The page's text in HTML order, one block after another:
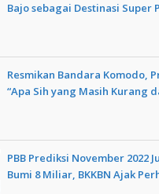
Bajo sebagai Destinasi Super
Resmikan Bandara Komodo,
“Apa Sih yang Masih Kurang
PBB Prediksi November 2022
Bumi 8 Miliar, BKKBN Ajak